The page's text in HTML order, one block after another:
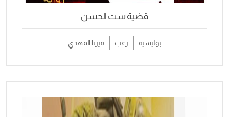
قضية ست الحسن
بوليسية رعب ميرنا المهدي